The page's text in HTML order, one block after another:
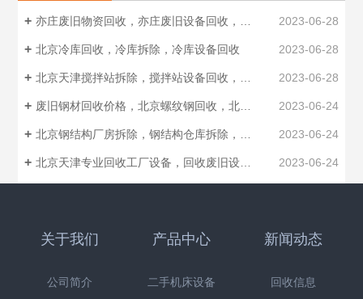
亦庄废旧物资回收，亦庄废旧设备回收，报废设备回收 2023-06-28
北京冷库回收，冷库拆除，冷库设备回收 2023-06-28
北京天津搅拌站拆除，搅拌站设备回收，拌合站设备回收 2023-06-28
废旧钢材回收价格，北京螺纹钢回收，北京钢管回收厂家 2023-06-24
北京钢结构厂房拆除，钢结构仓库拆除，钢结构回收制作安装 2023-06-24
北京天津专业回收工厂设备，回收废旧设备，工业设备回收 2023-06-24
关于我们
公司简介
产品中心
二手机床设备
新闻动态
回收信息